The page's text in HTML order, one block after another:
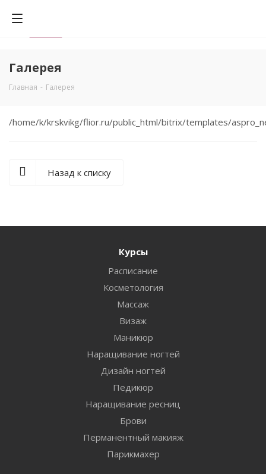
Галерея
Главная - Галерея
/home/k/krskvikg/flior.ru/public_html/bitrix/templates/
Назад к списку
Курсы
Расписание
Косметология
Массаж
Визаж
Маникюр
Наращивание ногтей
Дизайн ногтей
Педикюр
Наращивание ресниц
Брови
Перманентный макияж
Парикмахер